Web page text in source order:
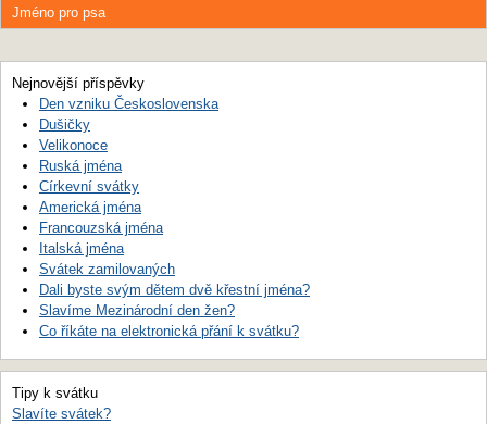
Jméno pro psa
Nejnovější příspěvky
Den vzniku Československa
Dušičky
Velikonoce
Ruská jména
Církevní svátky
Americká jména
Francouzská jména
Italská jména
Svátek zamilovaných
Dali byste svým dětem dvě křestní jména?
Slavíme Mezinárodní den žen?
Co říkáte na elektronická přání k svátku?
Tipy k svátku
Slavíte svátek?